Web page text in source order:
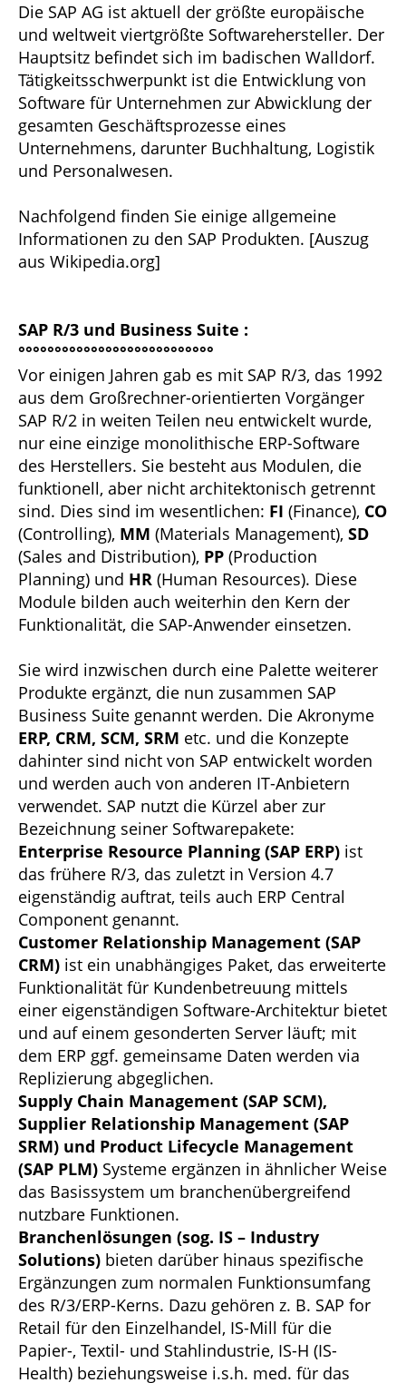
Die SAP AG ist aktuell der größte europäische
und weltweit viertgrößte Softwarehersteller. Der
Hauptsitz befindet sich im badischen Walldorf.
Tätigkeitsschwerpunkt ist die Entwicklung von
Software für Unternehmen zur Abwicklung der
gesamten Geschäftsprozesse eines
Unternehmens, darunter Buchhaltung, Logistik
und Personalwesen.
Nachfolgend finden Sie einige allgemeine
Informationen zu den SAP Produkten. [Auszug
aus Wikipedia.org]
SAP R/3 und Business Suite :
°°°°°°°°°°°°°°°°°°°°°°°°°°°
Vor einigen Jahren gab es mit SAP R/3, das 1992
aus dem Großrechner-orientierten Vorgänger
SAP R/2 in weiten Teilen neu entwickelt wurde,
nur eine einzige monolithische ERP-Software
des Herstellers. Sie besteht aus Modulen, die
funktionell, aber nicht architektonisch getrennt
sind. Dies sind im wesentlichen: FI (Finance), CO
(Controlling), MM (Materials Management), SD
(Sales and Distribution), PP (Production
Planning) und HR (Human Resources). Diese
Module bilden auch weiterhin den Kern der
Funktionalität, die SAP-Anwender einsetzen.
Sie wird inzwischen durch eine Palette weiterer
Produkte ergänzt, die nun zusammen SAP
Business Suite genannt werden. Die Akronyme
ERP, CRM, SCM, SRM etc. und die Konzepte
dahinter sind nicht von SAP entwickelt worden
und werden auch von anderen IT-Anbietern
verwendet. SAP nutzt die Kürzel aber zur
Bezeichnung seiner Softwarepakete:
Enterprise Resource Planning (SAP ERP) ist
das frühere R/3, das zuletzt in Version 4.7
eigenständig auftrat, teils auch ERP Central
Component genannt.
Customer Relationship Management (SAP
CRM) ist ein unabhängiges Paket, das erweiterte
Funktionalität für Kundenbetreuung mittels
einer eigenständigen Software-Architektur bietet
und auf einem gesonderten Server läuft; mit
dem ERP ggf. gemeinsame Daten werden via
Replizierung abgeglichen.
Supply Chain Management (SAP SCM),
Supplier Relationship Management (SAP
SRM) und Product Lifecycle Management
(SAP PLM) Systeme ergänzen in ähnlicher Weise
das Basissystem um branchenübergreifend
nutzbare Funktionen.
Branchenlösungen (sog. IS – Industry
Solutions) bieten darüber hinaus spezifische
Ergänzungen zum normalen Funktionsumfang
des R/3/ERP-Kerns. Dazu gehören z. B. SAP for
Retail für den Einzelhandel, IS-Mill für die
Papier-, Textil- und Stahlindustrie, IS-H (IS-
Health) beziehungsweise i.s.h. med. für das